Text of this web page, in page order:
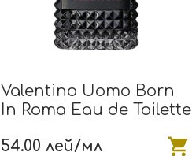
Valentino Uomo Born
In Roma Eau de Toilette
54.00 лей/мл